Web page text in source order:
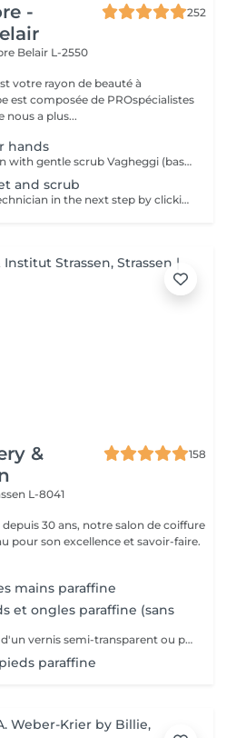
-
252
Belair L-2550
votre rayon de beauté à
nous a plus...
hands
1. First we exfoliate the skin with gentle scrub Vagheggi (based on brown sugar and ground coffee that have an exfoliating effect; also it includes detoxifying green clay) 2. After, we apply hydrating cream Vagheggi (that includes coconut oil and cocoa butter, vitamin E and moisturising hyaluronic acid) - it's amazing for nourishing and hydrating. 3. The last step is the paraffin wax itself. You gently dip a few times your hand into the warm melted paraffin. It builds up a thick, warm "glove" of wax. 4. Once the wax layers are set, the hand is wrapped in a protective plastic liner and then placed into a soft glove. This insulates the heat and allows the moisture to be absorbed. For 15-20 min you have time to rest and relax. 5. The final step is to remove everything and your hands are ready, fully nourished. Depending on your skin and desire, you can repeat this treatment 2-4 time once a week or 2 weeks to get a cumulative effect. Advantages: Deeply nourishes dry skin, restores elasticity, and provides a "velvet skin" effect. Ideal after winter.
and scrub
You can choose the nail technician in the next step by clicking "Select employee". 1. First we exfoliate the skin with gentle scrub Vagheggi (based on brown sugar and ground coffee that have an exfoliating effect; also it includes detoxifying green clay) 2. After, we apply hydrating cream Vagheggi (that includes coconut oil and cocoa butter, vitamin E and moisturising hyaluronic acid) - it's amazing for nourishing and hydrating. 3. The last step is the paraffin wax itself. You gently dip a few times your foot into the warm melted paraffin. It builds up a thick, warm "glove" of wax. 4. Once the wax layers are set, the foot is wrapped in a protective plastic liner and then placed into a soft glove. This insulates the heat and allows the moisture to be absorbed. For 15-20 min you have time to rest and relax. 5. The final step is to remove everything and your feet are ready, fully nourished. Depending on your skin and desire, you can repeat this treatment 2-4 time once a week or 2 weeks to get a cumulative effect. Advantages: Deeply nourishes dry skin, restores elasticity, and provides a "velvet skin" effect. Ideal after winter.
&
158
L-8041
30 ans, notre salon de coiffure
pour son excellence et savoir-faire.
mains paraffine
et ongles paraffine (sans
Soin idéal après la dépose d'un vernis semi-transparent ou pour simplement nourrir les pieds et les ongles
paraffine